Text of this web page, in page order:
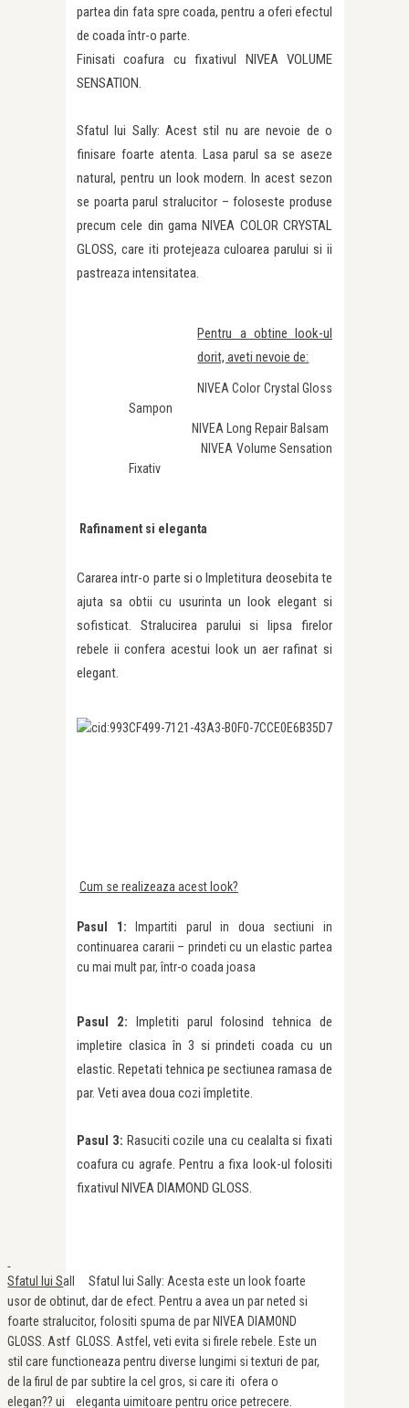
partea din fata spre coada, pentru a oferi efectul
de coada într-o parte.
Finisati coafura cu fixativul NIVEA VOLUME
SENSATION.
Sfatul lui Sally: Acest stil nu are nevoie de o
finisare foarte atenta. Lasa parul sa se aseze
natural, pentru un look modern. In acest sezon
se poarta parul stralucitor – foloseste produse
precum cele din gama NIVEA COLOR CRYSTAL
GLOSS, care iti protejeaza culoarea parului si ii
pastreaza intensitatea.
Pentru a obtine look-ul
dorit, aveti nevoie de:
NIVEA Color Crystal Gloss
Sampon
NIVEA Long Repair Balsam
NIVEA Volume Sensation
Fixativ
Rafinament si eleganta
Cararea intr-o parte si o Impletitura deosebita te
ajuta sa obtii cu usurinta un look elegant si
sofisticat. Stralucirea parului si lipsa firelor
rebele ii confera acestui look un aer rafinat si
elegant.
Cum se realizeaza acest look?
Pasul 1: Impartiti parul in doua sectiuni in
continuarea cararii – prindeti cu un elastic partea
cu mai mult par, într-o coada joasa
Pasul 2: Impletiti parul folosind tehnica de
impletire clasica în 3 si prindeti coada cu un
elastic. Repetati tehnica pe sectiunea ramasa de
par. Veti avea doua cozi împletite.
Pasul 3: Rasuciti cozile una cu cealalta si fixati
coafura cu agrafe. Pentru a fixa look-ul folositi
fixativul NIVEA DIAMOND GLOSS.
Sfatul lui Sall Sfatul lui Sally: Acesta este un look foarte
usor de obtinut, dar de efect. Pentru a avea un par neted si
foarte stralucitor, folositi spuma de par NIVEA DIAMOND
GLOSS. Astf GLOSS. Astfel, veti evita si firele rebele. Este un
stil care functioneaza pentru diverse lungimi si texturi de par,
de la firul de par subtire la cel gros, si care iti ofera o
elegan?? ui eleganta uimitoare pentru orice petrecere.